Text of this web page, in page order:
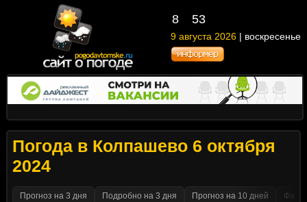
8 53
9 августа 2026 | воскресенье
Погода в Колпашево 6 октября
2024
Прогноз на 3 дня Подробно на 3 дня Прогноз на 10 дней